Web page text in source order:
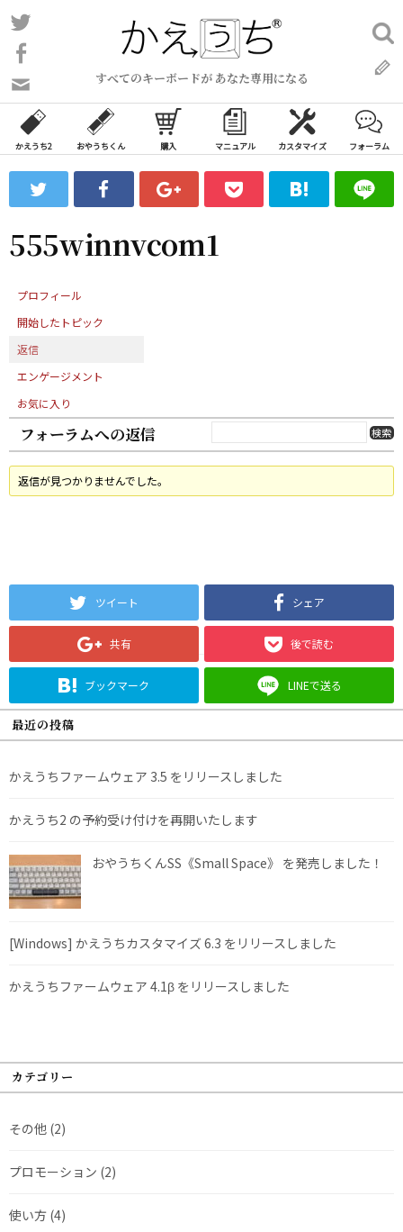
コ
ン
ン
ツ
ス
ッ
プ
すべてのキーボードが あなた専用になる
い
合
わ
フ
ォ
ム
検
索:
かえうち2 おやうちくん 購入 マニュアル カスタマイズ フォーラム
555winnvcom1
プロフィール
開始したトピック
返信
エンゲージメント
お気に入り
フォーラムへの返信
返信が見つかりませんでした。
ツイート シェア
共有 後で読む
ブックマーク LINEで送る
最近の投稿
かえうちファームウェア 3.5 をリリースしました
かえうち2 の予約受け付けを再開いたします
おやうちくんSS《Small Space》 を発売しました！
[Windows] かえうちカスタマイズ 6.3 をリリースしました
かえうちファームウェア 4.1β をリリースしました
カテゴリー
その他 (2)
プロモーション (2)
使い方 (4)